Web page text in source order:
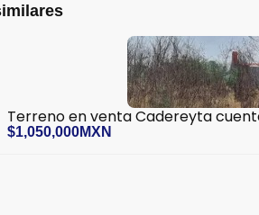
Terreno en venta Cadereyta
$1,050,000MXN